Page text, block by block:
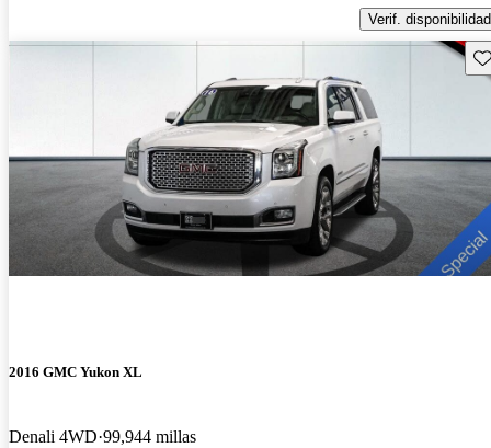
Verif. disponibilidad
2016 GMC Yukon XL
Denali 4WD 99,944 millas